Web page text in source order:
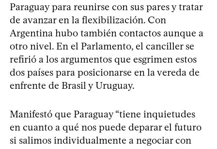
Paraguay para reunirse con sus pares y tratar
de avanzar en la flexibilización. Con
Argentina hubo también contactos aunque a
otro nivel. En el Parlamento, el canciller se
refirió a los argumentos que esgrimen estos
dos países para posicionarse en la vereda de
enfrente de Brasil y Uruguay.
Manifestó que Paraguay “tiene inquietudes
en cuanto a qué nos puede deparar el futuro
si salimos individualmente a negociar con